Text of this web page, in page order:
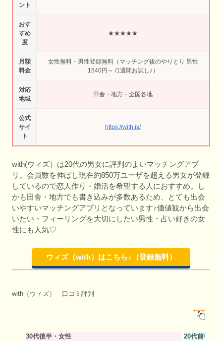
ント
おす
すめ
度
★★★★★
月額
料金
女性無料・男性登録無料（マッチング後のやりとり 男性
1540円～ /1週間お試し♪）
対応
地域
田舎・地方・全国各地
公式
サイ
ト
https://with.is/
with(ウィズ）は20代の男女に評判のよいマッチングアプ
リ。会員数を伸ばし現在約850万ユーザを超える男女が登録
しているので恋人作り・婚活を希望する人におすすめ。し
かも田舎・地方でも書き込みが多数あるため、とても出会
いやすいマッチングアプリとなっています♪価値観から出会
いたい・フィーリングを大切にしたい男性・占い好きの女
性にも人気♡
ウィズ（with）はこちら♪（登録無料）
with（ウィズ） 口コミ評判
30代後半・女性
20代前半・